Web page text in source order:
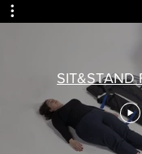
SIT&STAND